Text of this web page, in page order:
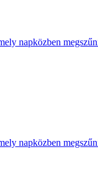
napközben
napközben